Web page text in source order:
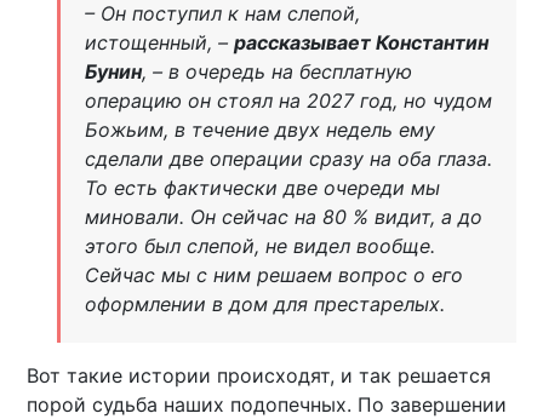
– Он поступил к нам слепой,
истощенный, – рассказывает Константин
Бунин, – в очередь на бесплатную
операцию он стоял на 2027 год, но чудом
Божьим, в течение двух недель ему
сделали две операции сразу на оба глаза.
То есть фактически две очереди мы
миновали. Он сейчас на 80 % видит, а до
этого был слепой, не видел вообще.
Сейчас мы с ним решаем вопрос о его
оформлении в дом для престарелых.
Вот такие истории происходят, и так решается
порой судьба наших подопечных. По завершении